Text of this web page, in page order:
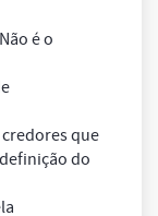
Não é o
que
do